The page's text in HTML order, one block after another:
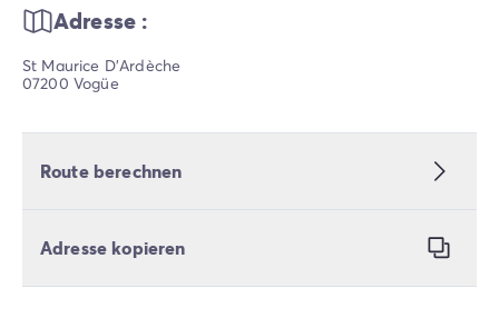
Adresse :
St Maurice D'Ardèche
07200 Vogüe
Route berechnen
Adresse kopieren